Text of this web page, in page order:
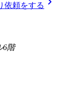
依頼をする
6階